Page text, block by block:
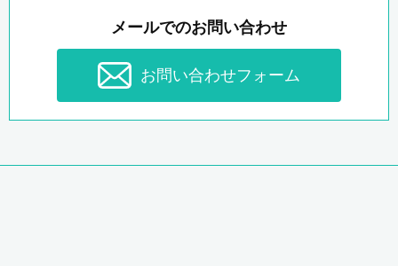
メールでのお問い合わせ
お問い合わせフォーム